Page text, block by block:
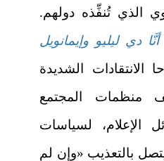
الذي تُنفِّذه دولهم.
أنَّا دي ليليو وإيمانويل
الانتقادات الشديدة
منظمات المجتمع
الإعلام، لسياسات
بالتعذيب «وإن لم